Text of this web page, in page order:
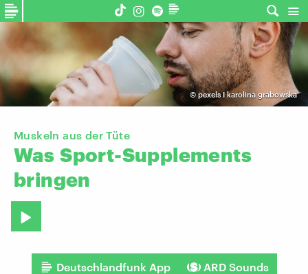
©pexels I karolina grabowska
Muskeln aus der Tüte
Was Sport-Supplements
bringen
Deutschlandfunk App ARD Sounds